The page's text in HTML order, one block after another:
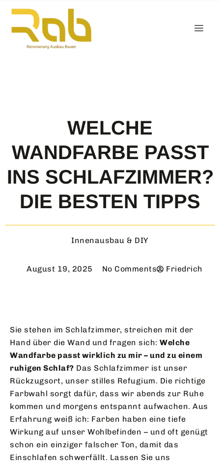
WELCHE
WANDFARBE PASST
INS SCHLAFZIMMER?
DIE BESTEN TIPPS
Innenausbau & DIY
August 19, 2025 No Comments Friedrich
Sie stehen im Schlafzimmer, streichen mit der
Hand über die Wand und fragen sich: Welche
Wandfarbe passt wirklich zu mir – und zu einem
ruhigen Schlaf? Das Schlafzimmer ist unser
Rückzugsort, unser stilles Refugium. Die richtige
Farbwahl sorgt dafür, dass wir abends zur Ruhe
kommen und morgens entspannt aufwachen. Aus
Erfahrung weiß ich: Farben haben eine tiefe
Wirkung auf unser Wohlbefinden – und oft genügt
schon ein einziger falscher Ton, damit das
Einschlafen schwerfällt. Lassen Sie uns